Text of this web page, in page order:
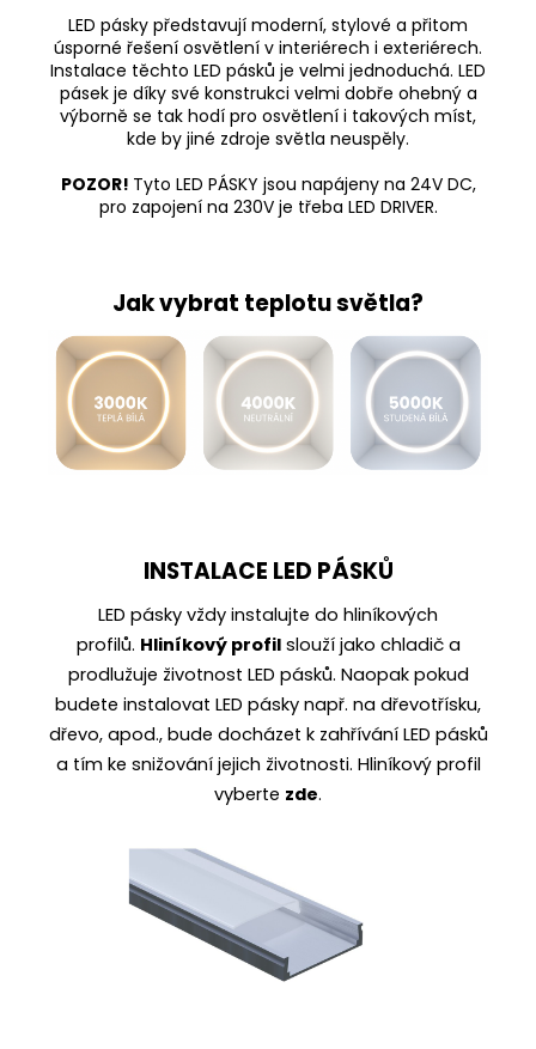
LED pásky představují moderní, stylové a přitom
úsporné řešení osvětlení v interiérech i exteriérech.
Instalace těchto LED pásků je velmi jednoduchá. LED
pásek je díky své konstrukci velmi dobře ohebný a
výborně se tak hodí pro osvětlení i takových míst,
kde by jiné zdroje světla neuspěly.
POZOR! Tyto LED PÁSKY jsou napájeny na 24V DC,
pro zapojení na 230V je třeba LED DRIVER.
Jak vybrat teplotu světla?
INSTALACE LED PÁSKŮ
LED pásky vždy instalujte do hliníkových
profilů. Hliníkový profilslouží jako chladič a
prodlužuje životnost LED pásků. Naopak pokud
budete instalovat LED pásky např. na dřevotřísku,
dřevo, apod., bude docházet k zahřívání LED pásků
a tím ke snižování jejich životnosti. Hliníkový profil
vyberte zde.